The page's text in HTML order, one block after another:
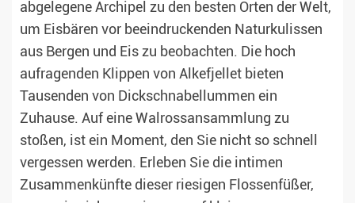
abgelegene Archipel zu den besten Orten der Welt,
um Eisbären vor beeindruckenden Naturkulissen
aus Bergen und Eis zu beobachten. Die hoch
aufragenden Klippen von Alkefjellet bieten
Tausenden von Dickschnabellummen ein
Zuhause. Auf eine Walrossansammlung zu
stoßen, ist ein Moment, den Sie nicht so schnell
vergessen werden. Erleben Sie die intimen
Zusammenkünfte dieser riesigen Flossenfüßer,